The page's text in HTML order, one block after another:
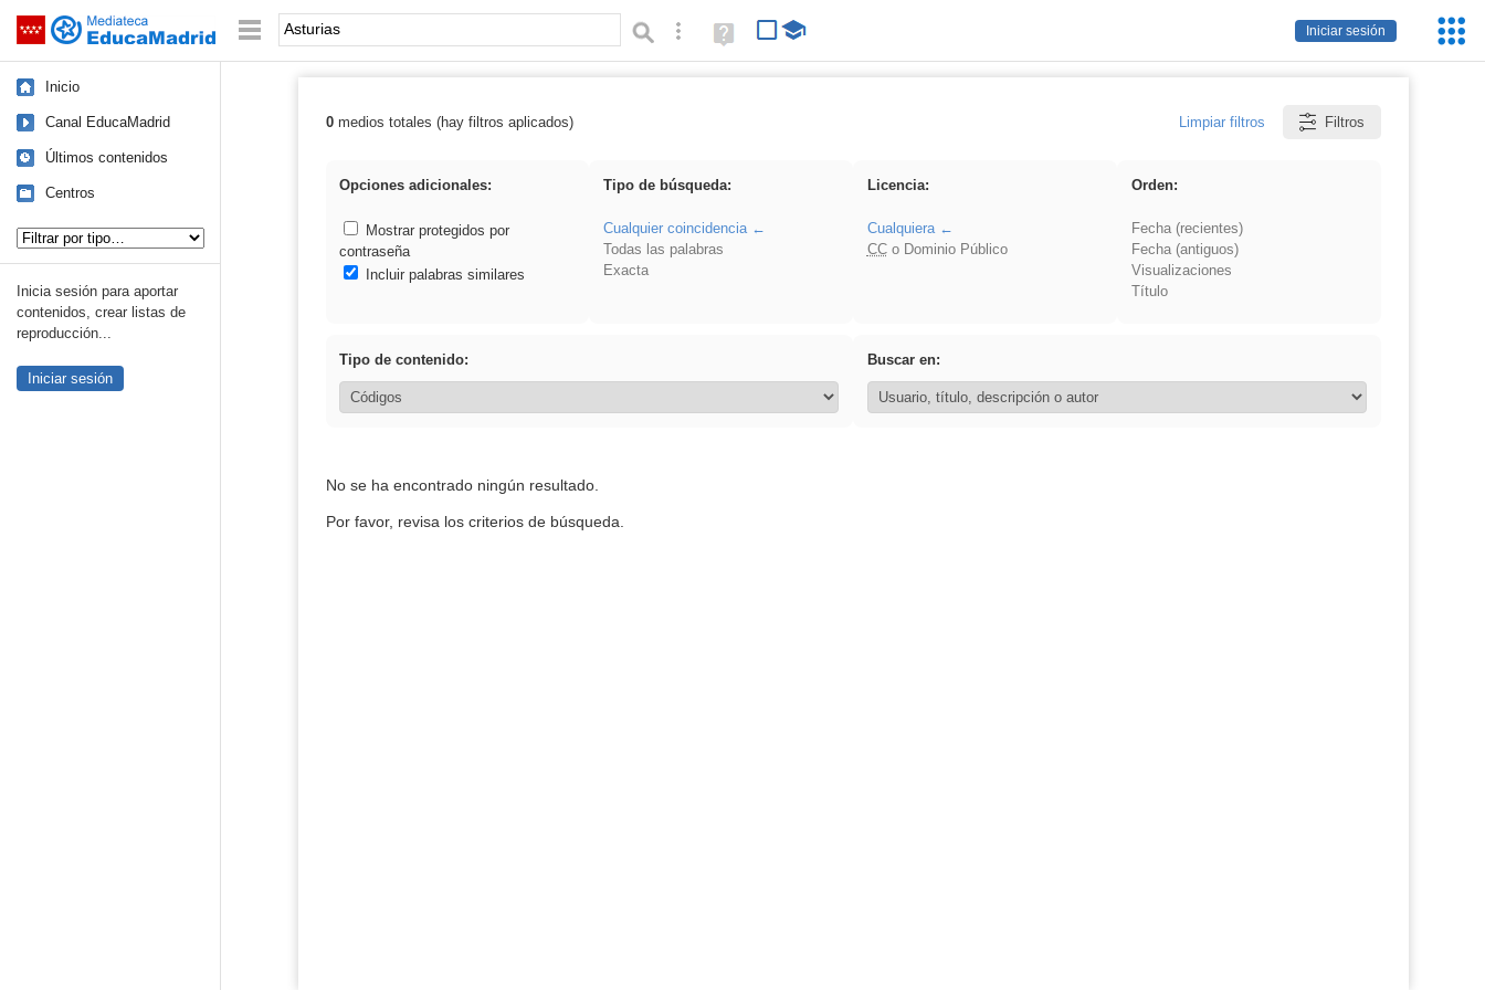
Saltar navegación
Iniciar sesión
Palabra o frase: Búsqueda avanzada
Ayuda
(en
Inicio
Canal EducaMadrid
Últimos contenidos
Centros
Inicia sesión para aportar
contenidos, crear listas de
reproducción...
Iniciar sesión
Resultados de: Asturias
0medios totales (hay filtros aplicados) Limpiar filtros Filtros
Opciones adicionales:
Mostrar protegidos por
contraseña
Incluir palabras similares
Tipo de búsqueda:
Cualquier coincidencia
Todas las palabras
Exacta
Licencia:
Cualquiera
CCo Dominio Público
Orden:
Fecha (recientes)
Fecha (antiguos)
Visualizaciones
Título
Tipo de contenido: Buscar en:
No se ha encontrado ningún resultado.
Por favor, revisa los criterios de búsqueda.